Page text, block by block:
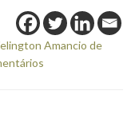
Amancio de